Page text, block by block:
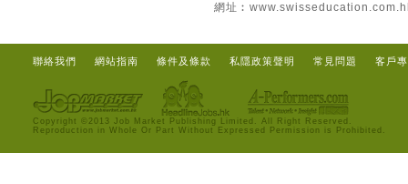
網址︰
聯絡我們 網站指南 條件及條款 私隱政策聲明 常見問題 客戶
Copyright ©2013 Job Market Publishing Limited. All Right Reserved.
Reproduction in Whole Or Part Without Expressed Permission is Prohibited.